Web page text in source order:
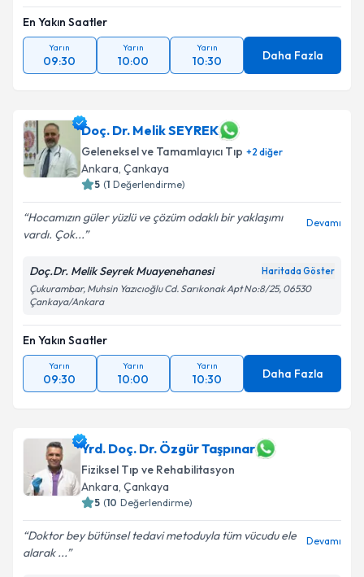
En Yakın Saatler
Yarın
09:30
Yarın
10:00
Yarın
10:30 Daha Fazla
Doç. Dr. Melik SEYREK
Geleneksel ve Tamamlayıcı Tıp +2 diğer
Ankara, Çankaya
5 (1 Değerlendirme)
Hocamızın güler yüzlü ve çözüm odaklı bir yaklaşımı
vardı. Çok...
Devamı
Doç.Dr. Melik Seyrek Muayenehanesi Haritada Göster
Çukurambar, Muhsin Yazıcıoğlu Cd. Sarıkonak Apt No:8/25, 06530
Çankaya/Ankara
En Yakın Saatler
Yarın
09:30
Yarın
10:00
Yarın
10:30 Daha Fazla
Yrd. Doç. Dr. Özgür Taşpınar
Fiziksel Tıp ve Rehabilitasyon
Ankara, Çankaya
5 (10 Değerlendirme)
Doktor bey bütünsel tedavi metoduyla tüm vücudu ele
alarak ...
Devamı